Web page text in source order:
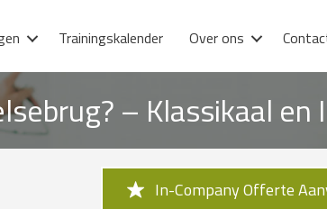
Trainingskalender Over ons
– Klassikaal en
In-Company Offerte